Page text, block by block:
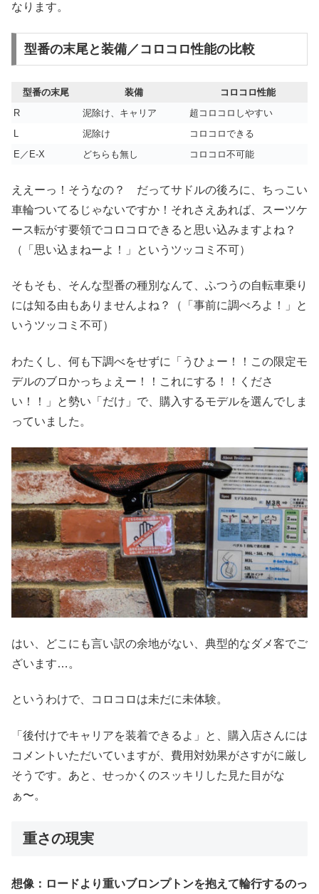
なります。
型番の末尾と装備／コロコロ性能の比較
型番の末尾 装備
コロコロ性能
R
泥除け、キャリア
超コロコロしやすい
L
泥除け
コロコロできる
E／E-X
どちらも無し コロコロ不可能
ええーっ！そうなの？ だってサドルの後ろに、ちっこい
車輪ついてるじゃないですか！それさえあれば、スーツケ
ース転がす要領でコロコロできると思い込みますよね？
（「思い込まねーよ！」というツッコミ不可）
そもそも、そんな型番の種別なんて、ふつうの自転車乗り
には知る由もありませんよね？（「事前に調べろよ！」と
いうツッコミ不可）
わたくし、何も下調べをせずに「うひょー！！この限定モ
デルのブロかっちょえー！！これにする！！くださ
い！！」と勢い「だけ」で、購入するモデルを選んでしま
っていました。
はい、どこにも言い訳の余地がない、典型的なダメ客でご
ざいます…。
というわけで、コロコロは未だに未体験。
「後付けでキャリアを装着できるよ」と、購入店さんには
コメントいただいていますが、費用対効果がさすがに厳し
そうです。あと、せっかくのスッキリした見た目がな
ぁ〜。
重さの現実
想像：ロードより重いブロンプトンを抱えて輪行するのっ